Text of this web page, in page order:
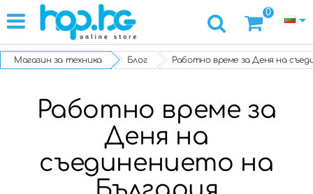
0
Магазин за техника Блог Работно време за Деня на
Работно време за
Деня на
съединението на